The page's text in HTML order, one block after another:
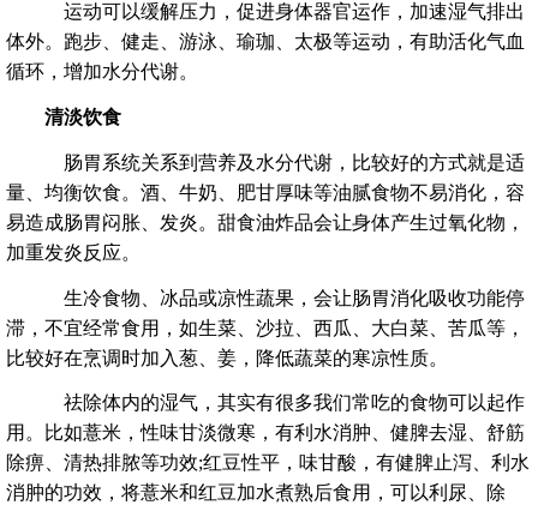
运动可以缓解压力，促进身体器官运作，加速湿气排出
体外。跑步、健走、游泳、瑜珈、太极等运动，有助活化气血
循环，增加水分代谢。
清淡饮食
肠胃系统关系到营养及水分代谢，比较好的方式就是适
量、均衡饮食。酒、牛奶、肥甘厚味等油腻食物不易消化，容
易造成肠胃闷胀、发炎。甜食油炸品会让身体产生过氧化物，
加重发炎反应。
生冷食物、冰品或凉性蔬果，会让肠胃消化吸收功能停
滞，不宜经常食用，如生菜、沙拉、西瓜、大白菜、苦瓜等，
比较好在烹调时加入葱、姜，降低蔬菜的寒凉性质。
祛除体内的湿气，其实有很多我们常吃的食物可以起作
用。比如薏米，性味甘淡微寒，有利水消肿、健脾去湿、舒筋
除痹、清热排脓等功效;红豆性平，味甘酸，有健脾止泻、利水
消肿的功效，将薏米和红豆加水煮熟后食用，可以利尿、除